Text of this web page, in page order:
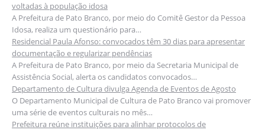
voltadas à população idosa
A Prefeitura de Pato Branco, por meio do Comitê Gestor da Pessoa
Idosa, realiza um questionário para…
Residencial Paula Afonso: convocados têm 30 dias para apresentar
documentação e regularizar pendências
A Prefeitura de Pato Branco, por meio da Secretaria Municipal de
Assistência Social, alerta os candidatos convocados…
Departamento de Cultura divulga Agenda de Eventos de Agosto
O Departamento Municipal de Cultura de Pato Branco vai promover
uma série de eventos culturais no mês…
Prefeitura reúne instituições para alinhar protocolos de